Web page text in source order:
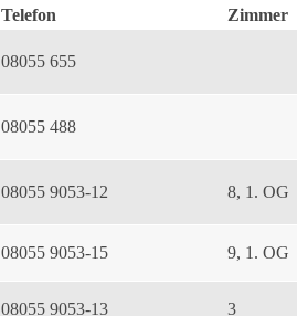
Telefon Zimmer
08055 655
08055 488
08055 9053-12 8, 1. OG
08055 9053-15 9, 1. OG
08055 9053-13 3